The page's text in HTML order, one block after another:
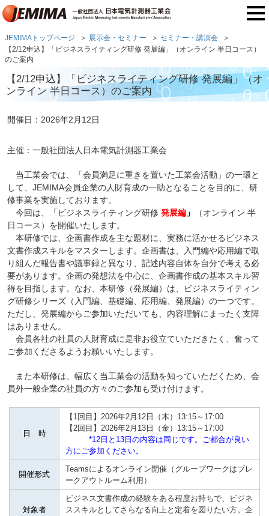
JEMIMAトップページ 展示会・セミナー
セミナー・講演会
【2/12申込】「ビジネスライティング研修 発展編」（オンライン 半日コース）
のご案内
【2/12申込】「ビジネスライティング研修 発展編」（オ
ンライン 半日コース）のご案内
開催日：2026年2月12日
主催：一般社団法人日本電気計測器工業会
当工業会では、「会員満足に重きを置いた工業会活動」の一環と
して、JEMIMA会員企業の人財育成の一助となることを目的に、研
修事業を実施しております。
今回は、「ビジネスライティング研修 発展編 」
（オンライン 半
日コース）を開催いたします。
本研修では、企画書作成を主な題材に、実務に活かせるビジネス
文書作成スキルをマスターします。企画書は、入門編や応用編で取
り組んだ報告書や議事録と異なり、記述内容自体を自分で考える必
要があります。企画の発想法を中心に、企画書作成の基本スキル習
得を目指します。なお、本研修（発展編）は、ビジネスライティン
グ研修シリーズ（入門編、基礎編、応用編、発展編）の一つです。
ただし、発展編からご参加いただいても、内容理解にまったく支障
はありません。
会員各社の社員の人財育成に是非お役立ていただきたく、奮って
ご参加くださるようお願いいたします。
また本研修は、幅広く当工業会の活動を知っていただくため、会
員外一般企業の社員の方々のご参加も受け付けます。
日 時
【1回目】2026年2月12日（木）13:15～17:00
【2回目】2026年2月13日（金）13:15～17:00
*12日と13日の内容は同じです。ご都合が良い
方にご参加ください。
開催形式
Teamsによるオンライン開催（グループワークはブレ
ークアウトルーム利用）
対象者
ビジネス文書作成の経験をある程度お持ちで、ビジネ
ススキルとしてさらなる向上と定着を図りたい方。企